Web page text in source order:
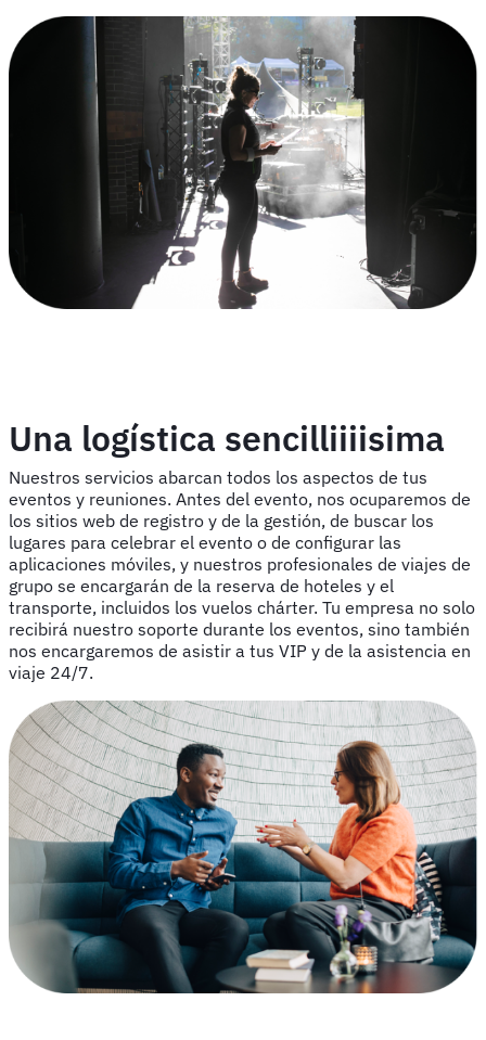
Una logística sencilliiiisima
Nuestros servicios abarcan todos los aspectos de tus
eventos y reuniones. Antes del evento, nos ocuparemos de
los sitios web de registro y de la gestión, de buscar los
lugares para celebrar el evento o de configurar las
aplicaciones móviles, y nuestros profesionales de viajes de
grupo se encargarán de la reserva de hoteles y el
transporte, incluidos los vuelos chárter. Tu empresa no solo
recibirá nuestro soporte durante los eventos, sino también
nos encargaremos de asistir a tus VIP y de la asistencia en
viaje 24/7.